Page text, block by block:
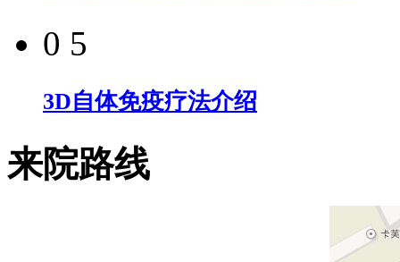
0 5
3D自体免疫疗法介绍
来院路线